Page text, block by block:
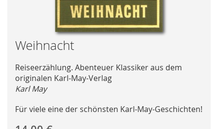
Skip
to
the
beginning
of
the
images
Weihnacht
Reiseerzählung. Abenteuer Klassiker aus dem
originalen Karl-May-Verlag
Karl May
Für viele eine der schönsten Karl-May-Geschichten!